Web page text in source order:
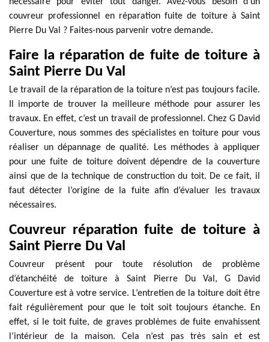
couvreur professionnel en réparation fuite de toiture à Saint
Pierre Du Val ? Faites-nous parvenir votre demande.
Faire la réparation de fuite de toiture à
Saint Pierre Du Val
Le travail de la réparation de la toiture n’est pas toujours facile.
Il importe de trouver la meilleure méthode pour assurer les
travaux. En effet, c’est un travail de professionnel. Chez G David
Couverture, nous sommes des spécialistes en toiture pour vous
réaliser un dépannage de qualité. Les méthodes à appliquer
pour une fuite de toiture doivent dépendre de la couverture
ainsi que de la technique de construction du toit. De ce fait, il
faut détecter l’origine de la fuite afin d’évaluer les travaux
nécessaires.
Couvreur réparation fuite de toiture à
Saint Pierre Du Val
Couvreur présent pour toute résolution de problème
d’étanchéité de toiture à Saint Pierre Du Val, G David
Couverture est à votre service. L’entretien de la toiture doit être
fait régulièrement pour que le toit soit toujours étanche. En
effet, si le toit fuite, de graves problèmes de fuite envahissent
l’intérieur de la maison. Cela n’est pas très sain et est